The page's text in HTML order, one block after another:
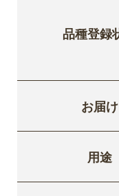
品種登録
お届け
用途